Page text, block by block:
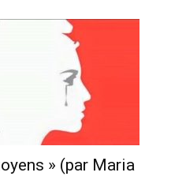
» (par Maria